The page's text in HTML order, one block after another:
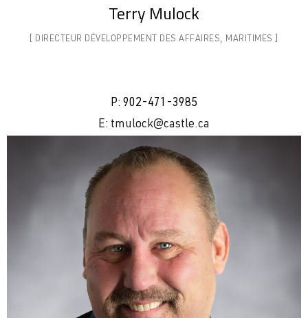
Terry Mulock
[ DIRECTEUR DÉVELOPPEMENT DES AFFAIRES, MARITIMES ]
P: 902-471-3985
E: tmulock@castle.ca